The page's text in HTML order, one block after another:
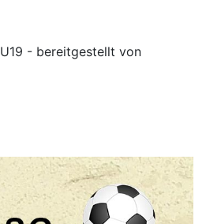
- bereitgestellt von